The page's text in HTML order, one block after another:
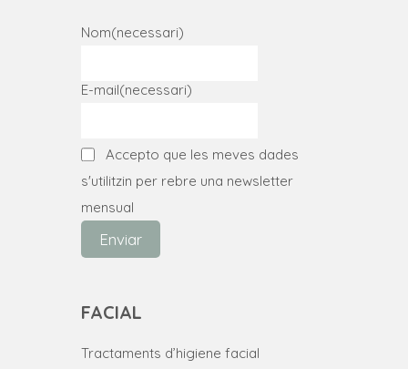
Nom(necessari)
E-mail(necessari)
Accepto que les meves dades
s'utilitzin per rebre una newsletter
mensual
Enviar
FACIAL
Tractaments d’higiene facial